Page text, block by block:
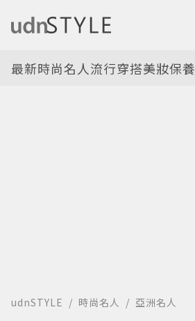
最新時尚名人流行穿搭美妝保養
udnSTYLE 時尚名人 亞洲名人